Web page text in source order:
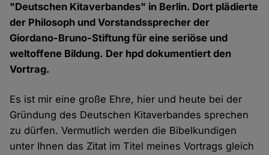
"Deutschen Kitaverbandes" in Berlin. Dort plädierte
der Philosoph und Vorstandssprecher der
Giordano-Bruno-Stiftung für eine seriöse und
weltoffene Bildung. Der hpd dokumentiert den
Vortrag.
Es ist mir eine große Ehre, hier und heute bei der
Gründung des Deutschen Kitaverbandes sprechen
zu dürfen. Vermutlich werden die Bibelkundigen
unter Ihnen das Zitat im Titel meines Vortrags gleich